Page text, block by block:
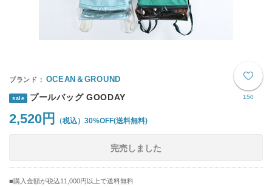
150
OCEAN＆GROUND
sale プールバッグ GOODAY
2,520円 30%OFF(送料無料)
完売しました
購入金額が税込11,000円以上で送料無料